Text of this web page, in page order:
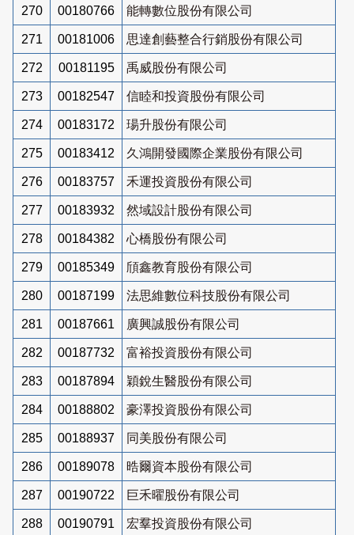
270 00180766 能轉數位股份有限公司
271 00181006 思達創藝整合行銷股份有限公司
272 00181195 禹威股份有限公司
273 00182547 信睦和投資股份有限公司
274 00183172 瑒升股份有限公司
275 00183412 久鴻開發國際企業股份有限公司
276 00183757 禾運投資股份有限公司
277 00183932 然域設計股份有限公司
278 00184382 心橋股份有限公司
279 00185349 頎鑫教育股份有限公司
280 00187199 法思維數位科技股份有限公司
281 00187661 廣興誠股份有限公司
282 00187732 富裕投資股份有限公司
283 00187894 穎銳生醫股份有限公司
284 00188802 豪澤投資股份有限公司
285 00188937 同美股份有限公司
286 00189078 晧爾資本股份有限公司
287 00190722 巨禾曜股份有限公司
288 00190791 宏羣投資股份有限公司